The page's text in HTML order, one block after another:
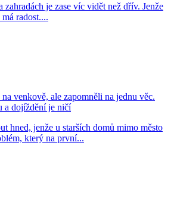
je zase víc vidět než dřív. Jenže
radost....
venkově, ale zapomněli na jednu věc.
a dojíždění je ničí
hned, jenže u starších domů mimo město
který na první...